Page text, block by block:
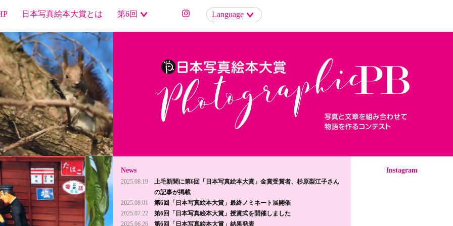
日本写真絵本大賞とは 第6回 Language
News
2025.08.19
上毛新聞に第6回「日本写真絵本大賞」金賞受賞者、杉原梨江子さん
の記事が掲載
2025.08.01
第6回「日本写真絵本大賞」最終ノミネート展開催
2025.07.22
第6回「日本写真絵本大賞」授賞式を開催しました
2025.06.26
第6回「日本写真絵本大賞」結果発表
Instagram